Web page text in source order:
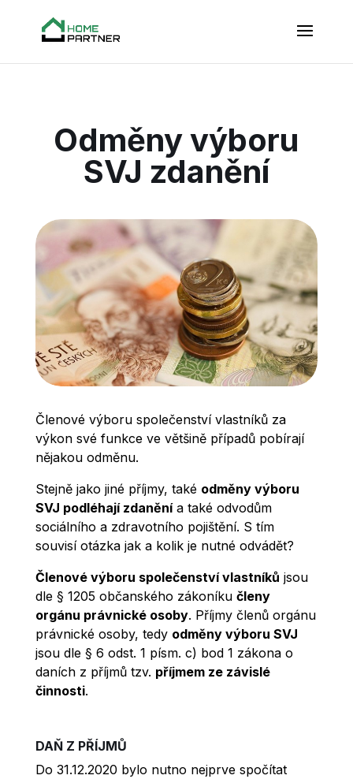
Odměny výboru
SVJ zdanění
Členové výboru společenství vlastníků za
výkon své funkce ve většině případů pobírají
nějakou odměnu.
Stejně jako jiné příjmy, také odměny výboru
SVJ podléhají zdaněnía také odvodům
sociálního a zdravotního pojištění. S tím
souvisí otázka jak a kolik je nutné odvádět?
Členové výboru společenství vlastníků jsou
dle § 1205 občanského zákoníku členy
orgánu právnické osoby. Příjmy členů orgánu
právnické osoby, tedy odměny výboru SVJ
jsou dle § 6 odst. 1 písm. c) bod 1 zákona o
daních z příjmů tzv. příjmem ze závislé
činnosti.
DAŇ Z PŘÍJMŮ
Do 31.12.2020 bylo nutno nejprve spočítat